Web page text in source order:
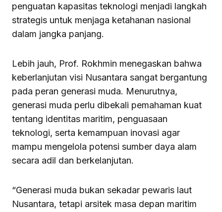
penguatan kapasitas teknologi menjadi langkah
strategis untuk menjaga ketahanan nasional
dalam jangka panjang.
Lebih jauh, Prof. Rokhmin menegaskan bahwa
keberlanjutan visi Nusantara sangat bergantung
pada peran generasi muda. Menurutnya,
generasi muda perlu dibekali pemahaman kuat
tentang identitas maritim, penguasaan
teknologi, serta kemampuan inovasi agar
mampu mengelola potensi sumber daya alam
secara adil dan berkelanjutan.
“Generasi muda bukan sekadar pewaris laut
Nusantara, tetapi arsitek masa depan maritim